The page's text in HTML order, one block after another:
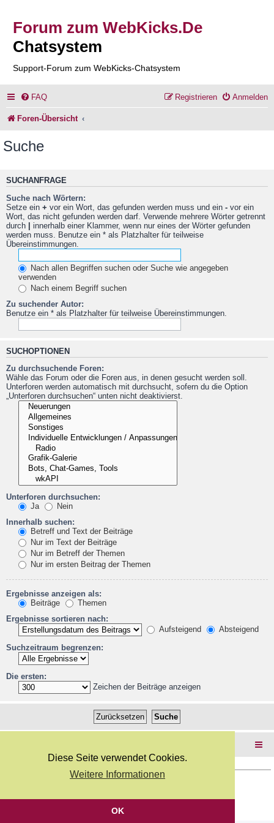
Diese Seite verwendet Cookies.
Weitere Informationen
OK
Forum zum WebKicks.De
Chatsystem
Support-Forum zum WebKicks-Chatsystem
FAQ Anmelden
Registrieren
Foren-Übersicht
Suche
SUCHANFRAGE
Suche nach Wörtern:
Setze ein + vor ein Wort, das gefunden werden muss und ein - vor ein
Wort, das nicht gefunden werden darf. Verwende mehrere Wörter getrennt
durch | innerhalb einer Klammer, wenn nur eines der Wörter gefunden
werden muss. Benutze ein * als Platzhalter für teilweise
Übereinstimmungen.
Nach allen Begriffen suchen oder Suche wie angegeben
verwenden
Nach einem Begriff suchen
Zu suchender Autor:
Benutze ein * als Platzhalter für teilweise Übereinstimmungen.
SUCHOPTIONEN
Zu durchsuchende Foren:
Wähle das Forum oder die Foren aus, in denen gesucht werden soll.
Unterforen werden automatisch mit durchsucht, sofern du die Option
„Unterforen durchsuchen“ unten nicht deaktivierst.
Unterforen durchsuchen:
Ja
Nein
Innerhalb suchen:
Betreff und Text der Beiträge
Nur im Text der Beiträge
Nur im Betreff der Themen
Nur im ersten Beitrag der Themen
Ergebnisse anzeigen als:
Beiträge
Themen
Ergebnisse sortieren nach:
Aufsteigend
Absteigend
Suchzeitraum begrenzen:
Die ersten:
Zeichen der Beiträge anzeigen
Deutsche Übersetzung durchphpBB.de